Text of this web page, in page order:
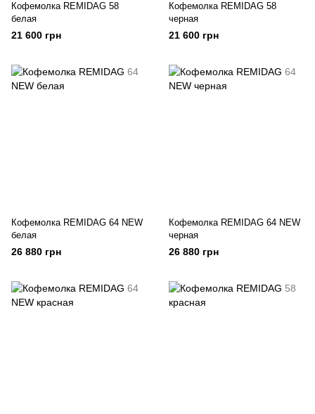
Кофемолка REMIDAG 58
белая
21 600 грн
Кофемолка REMIDAG 58
черная
21 600 грн
Кофемолка REMIDAG 64 NEW
белая
26 880 грн
Кофемолка REMIDAG 64 NEW
черная
26 880 грн